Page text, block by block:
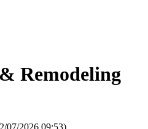
Remodeling
07/2026 09:53)